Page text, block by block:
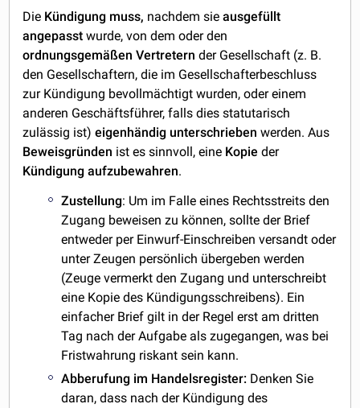
Die Kündigung muss, nachdem sieausgefüllt
angepasst wurde, von dem oder den
ordnungsgemäßen Vertretern der Gesellschaft (z. B.
den Gesellschaftern, die im Gesellschafterbeschluss
zur Kündigung bevollmächtigt wurden, oder einem
anderen Geschäftsführer, falls dies statutarisch
zulässig ist)eigenhändig unterschrieben werden. Aus
Beweisgründen ist es sinnvoll, eine Kopie der
Kündigung aufzubewahren.
Zustellung: Um im Falle eines Rechtsstreits den
Zugang beweisen zu können, sollte der Brief
entweder per Einwurf-Einschreiben versandt oder
unter Zeugen persönlich übergeben werden
(Zeuge vermerkt den Zugang und unterschreibt
eine Kopie des Kündigungsschreibens). Ein
einfacher Brief gilt in der Regel erst am dritten
Tag nach der Aufgabe als zugegangen, was bei
Fristwahrung riskant sein kann.
Abberufung im Handelsregister: Denken Sie
daran, dass nach der Kündigung des